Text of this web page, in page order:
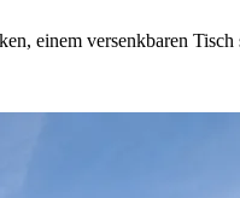
einem versenkbaren